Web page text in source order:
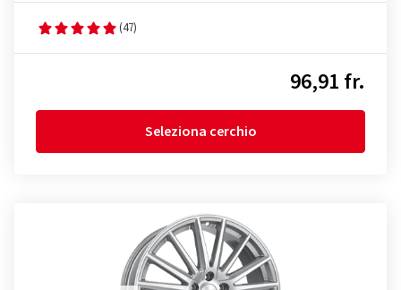
(47)
96,91 fr.
Seleziona cerchio